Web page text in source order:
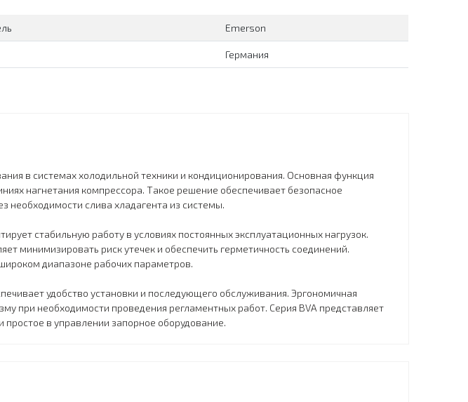
Emerson
Германия
в системах холодильной техники и кондиционирования. Основная функция
нагнетания компрессора. Такое решение обеспечивает безопасное
необходимости слива хладагента из системы.
стабильную работу в условиях постоянных эксплуатационных нагрузок.
минимизировать риск утечек и обеспечить герметичность соединений.
диапазоне рабочих параметров.
удобство установки и последующего обслуживания. Эргономичная
при необходимости проведения регламентных работ. Серия BVA представляет
в управлении запорное оборудование.